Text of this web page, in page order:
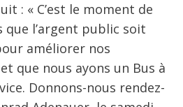
: « C’est le moment de
que l’argent public soit
améliorer nos
que nous ayons un Bus à
Donnons-nous rendez-